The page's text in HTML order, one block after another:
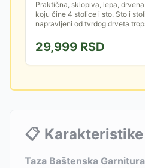
Praktična, sklopiva, lepa,
koju čine 4 stolice i sto. Sto i
napravljeni od tvrdog drveta
akacije. Dimenzije stola...
29,999 RSD
📋 Karakteristike
Taza Baštenska